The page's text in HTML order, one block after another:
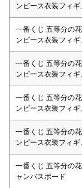
ンピース衣装フィギ
一番くじ 五等分の
ンピース衣装フィギ
一番くじ 五等分の
ンピース衣装フィギ
一番くじ 五等分の
ンピース衣装フィギ
一番くじ 五等分の
ンピース衣装フィギ
一番くじ 五等分の
ャンバスボード